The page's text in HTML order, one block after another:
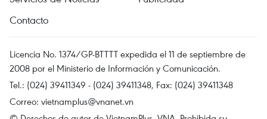
Contacto
Licencia No. 1374/GP-BTTTT expedida el 11 de septiembre de
2008 por el Ministerio de Información y Comunicación.
Tel.: (024) 39411349 - (024) 39411348, Fax: (024) 39411348
Correo: vietnamplus@vnanet.vn